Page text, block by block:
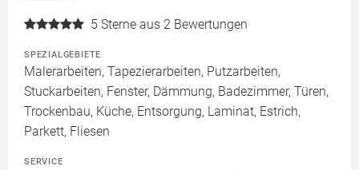
5 Sterne aus 2 Bewertungen
SPEZIALGEBIETE
Malerarbeiten, Tapezierarbeiten, Putzarbeiten,
Stuckarbeiten, Fenster, Dämmung, Badezimmer, Türen,
Trockenbau, Küche, Entsorgung, Laminat, Estrich,
Parkett, Fliesen
SERVICE